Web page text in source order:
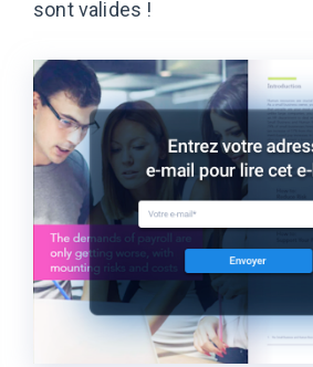
sont valides !